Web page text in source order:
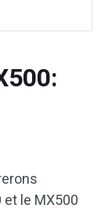
le MX500